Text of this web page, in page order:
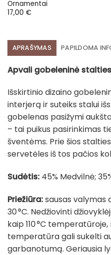
Ornamentai
17,00 €
APRAŠYMAS PAPILDOMA
Apvali gobeleninė
Išskirtinio dizaino
interjerą ir suteiks stalui
gobelenas pasižymi
– tai puikus pasirinkimas
šventėms. Prie šios
servetėles iš tos pačios
Sudėtis: 45% Medvilnė;
Priežiūra:sausas valymas
30 °C. Nedžiovinti
kaip 110 °C
temperatūra gali sukelti
garbanotumą. Geriausia